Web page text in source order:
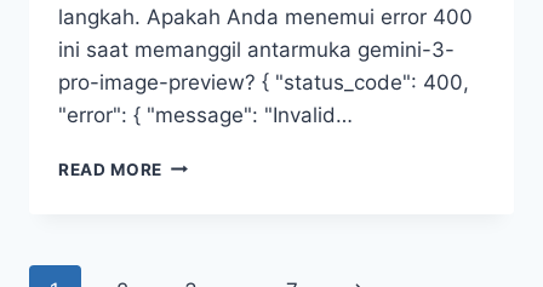
langkah. Apakah Anda menemui error 400
ini saat memanggil antarmuka gemini-3-
pro-image-preview? { "status_code": 400,
"error": { "message": "Invalid…
READ MORE KESALAHAN